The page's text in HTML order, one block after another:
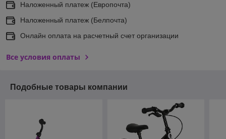
Наложенный платеж (Европочта)
Наложенный платеж (Белпочта)
Онлайн оплата на расчетный счет организации
Все условия оплаты
Подобные товары компании